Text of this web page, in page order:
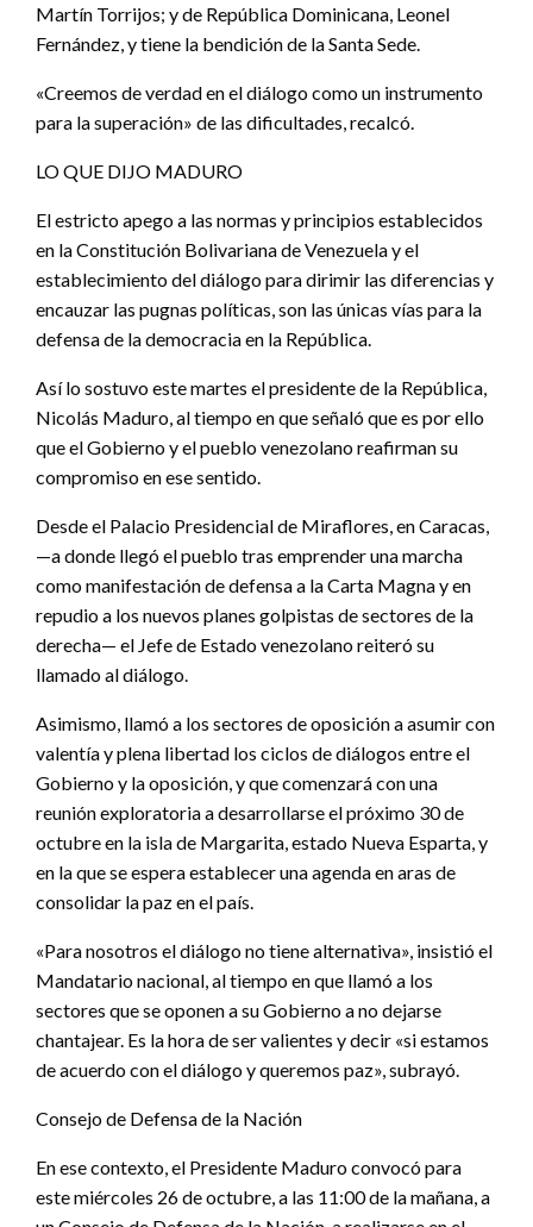
Martín Torrijos; y de República Dominicana, Leonel
Fernández, y tiene la bendición de la Santa Sede.
«Creemos de verdad en el diálogo como un instrumento
para la superación» de las dificultades, recalcó.
LO QUE DIJO MADURO
El estricto apego a las normas y principios establecidos
en la Constitución Bolivariana de Venezuela y el
establecimiento del diálogo para dirimir las diferencias y
encauzar las pugnas políticas, son las únicas vías para la
defensa de la democracia en la República.
Así lo sostuvo este martes el presidente de la República,
Nicolás Maduro, al tiempo en que señaló que es por ello
que el Gobierno y el pueblo venezolano reafirman su
compromiso en ese sentido.
Desde el Palacio Presidencial de Miraflores, en Caracas,
—a donde llegó el pueblo tras emprender una marcha
como manifestación de defensa a la Carta Magna y en
repudio a los nuevos planes golpistas de sectores de la
derecha— el Jefe de Estado venezolano reiteró su
llamado al diálogo.
Asimismo, llamó a los sectores de oposición a asumir con
valentía y plena libertad los ciclos de diálogos entre el
Gobierno y la oposición, y que comenzará con una
reunión exploratoria a desarrollarse el próximo 30 de
octubre en la isla de Margarita, estado Nueva Esparta, y
en la que se espera establecer una agenda en aras de
consolidar la paz en el país.
«Para nosotros el diálogo no tiene alternativa», insistió el
Mandatario nacional, al tiempo en que llamó a los
sectores que se oponen a su Gobierno a no dejarse
chantajear. Es la hora de ser valientes y decir «si estamos
de acuerdo con el diálogo y queremos paz», subrayó.
Consejo de Defensa de la Nación
En ese contexto, el Presidente Maduro convocó para
este miércoles 26 de octubre, a las 11:00 de la mañana, a